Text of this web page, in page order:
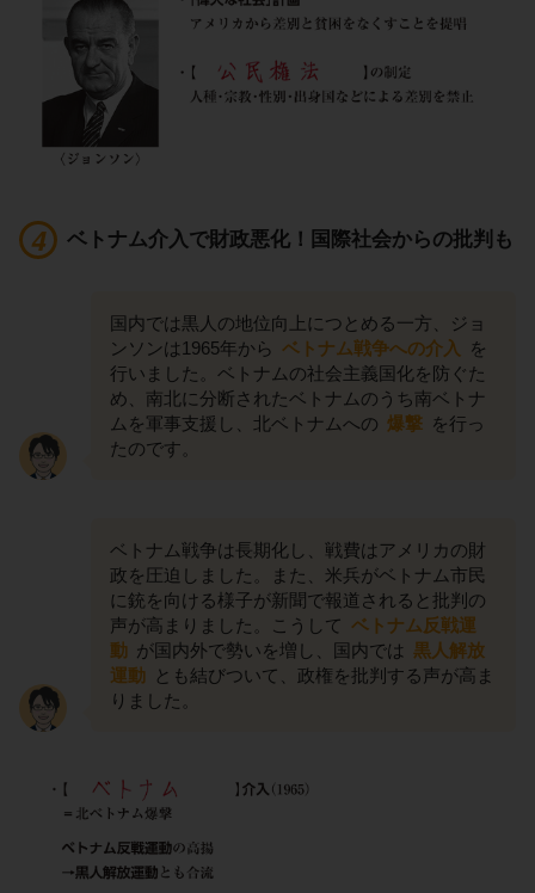
ベトナム介入で財政悪化！国際社会からの批判も
国内では黒人の地位向上につとめる一方、ジョ
ンソンは1965年から ベトナム戦争への介入
を
行いました。ベトナムの社会主義国化を防ぐた
め、南北に分断されたベトナムのうち南ベトナ
ムを軍事支援し、北ベトナムへの 爆撃 を行っ
たのです。
ベトナム戦争は長期化し、戦費はアメリカの財
政を圧迫しました。また、米兵がベトナム市民
に銃を向ける様子が新聞で報道されると批判の
声が高まりました。こうして ベトナム反戦運
動 が国内外で勢いを増し、国内では 黒人解放
運動 とも結びついて、政権を批判する声が高ま
りました。